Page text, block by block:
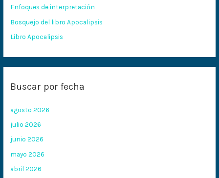
r
:
Enfoques de interpretación
Bosquejo del libro Apocalipsis
Libro Apocalipsis
Buscar por fecha
agosto 2026
julio 2026
junio 2026
mayo 2026
abril 2026